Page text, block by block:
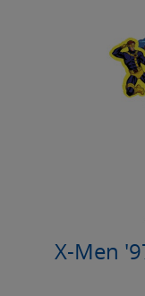
X-Men